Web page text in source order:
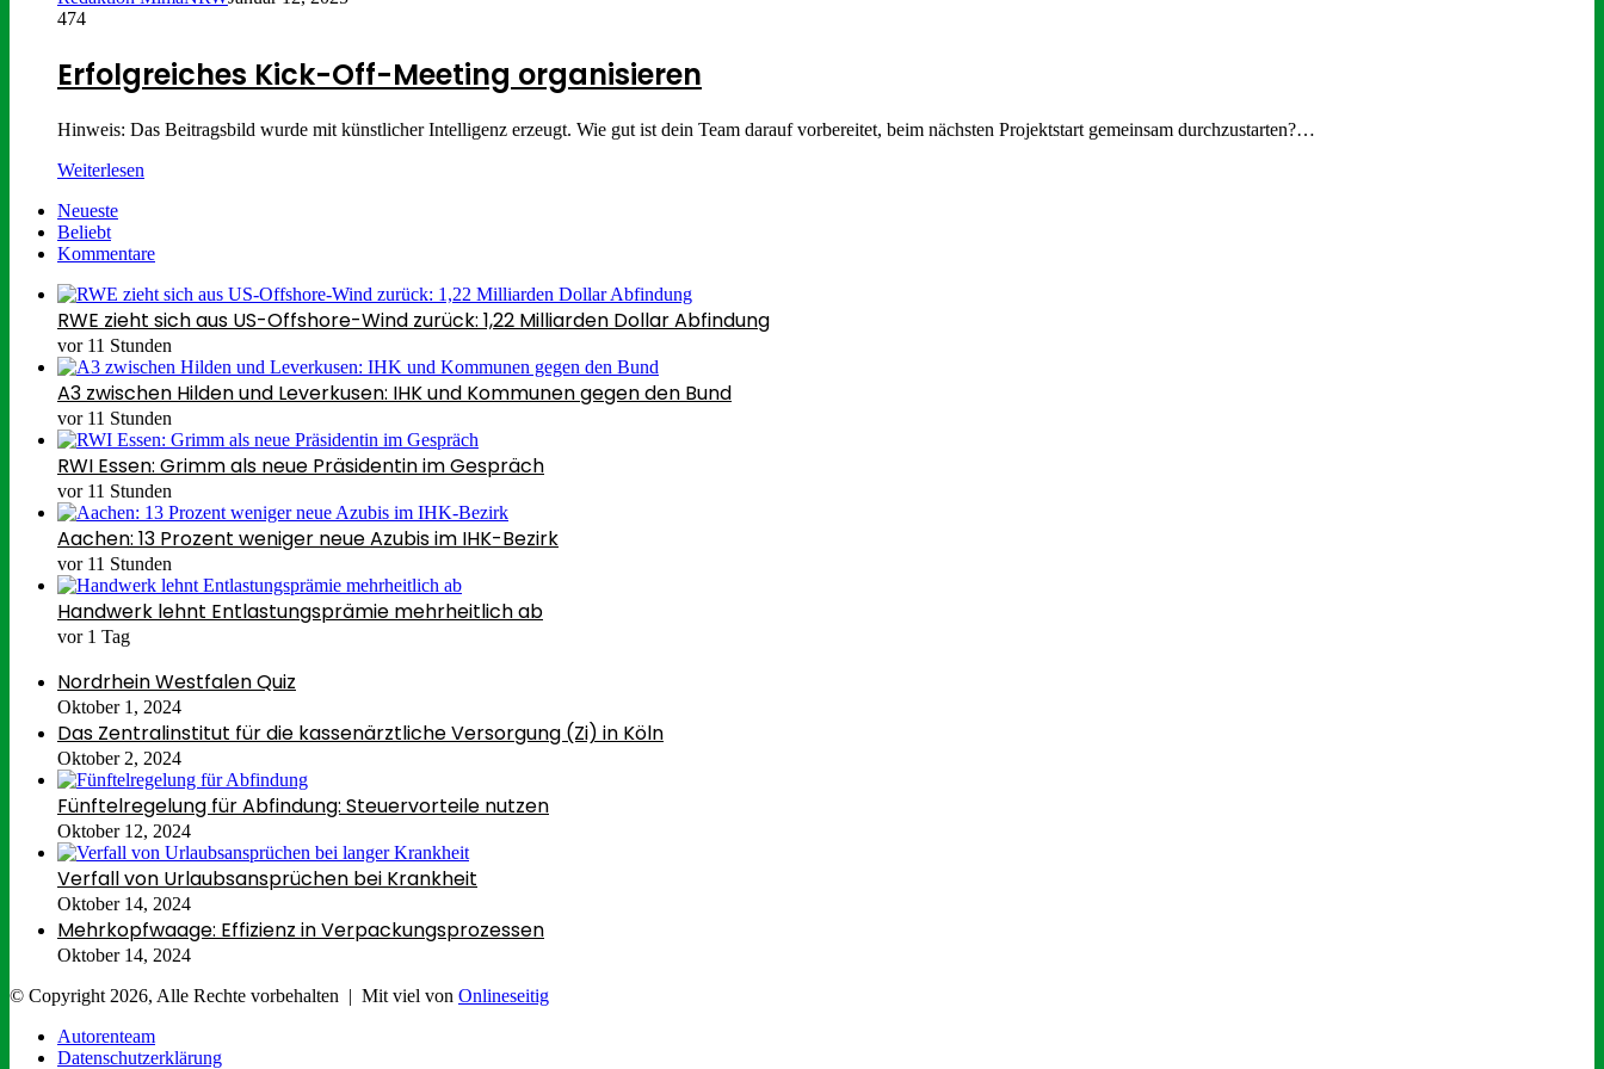
474
Erfolgreiches Kick-Off-Meeting organisieren
Hinweis: Das Beitragsbild wurde mit künstlicher Intelligenz erzeugt. Wie gut ist dein Team darauf vorbereitet, beim nächsten Projektstart gemeinsam durchzustarten?…
Weiterlesen
Neueste
Beliebt
Kommentare
RWE zieht sich aus US-Offshore-Wind zurück: 1,22 Milliarden Dollar Abfindung
vor 11 Stunden
A3 zwischen Hilden und Leverkusen: IHK und Kommunen gegen den Bund
vor 11 Stunden
RWI Essen: Grimm als neue Präsidentin im Gespräch
vor 11 Stunden
Aachen: 13 Prozent weniger neue Azubis im IHK-Bezirk
vor 11 Stunden
Handwerk lehnt Entlastungsprämie mehrheitlich ab
vor 1 Tag
Nordrhein Westfalen Quiz
Oktober 1, 2024
Das Zentralinstitut für die kassenärztliche Versorgung (Zi) in Köln
Oktober 2, 2024
Fünftelregelung für Abfindung: Steuervorteile nutzen
Oktober 12, 2024
Verfall von Urlaubsansprüchen bei Krankheit
Oktober 14, 2024
Mehrkopfwaage: Effizienz in Verpackungsprozessen
Oktober 14, 2024
© Copyright 2026, Alle Rechte vorbehalten | Mit viel von Onlineseitig
Autorenteam
Datenschutzerklärung